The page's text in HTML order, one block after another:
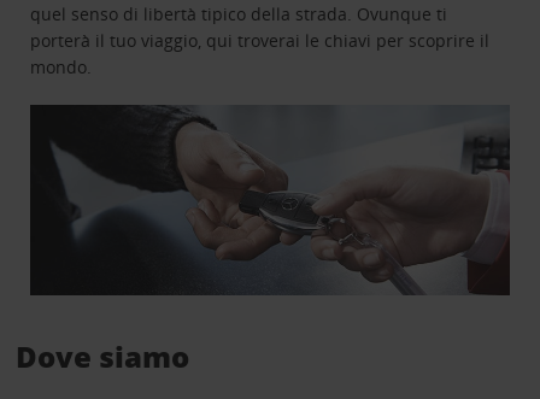
quel senso di libertà tipico della strada. Ovunque ti
porterà il tuo viaggio, qui troverai le chiavi per scoprire il
mondo.
Dove siamo